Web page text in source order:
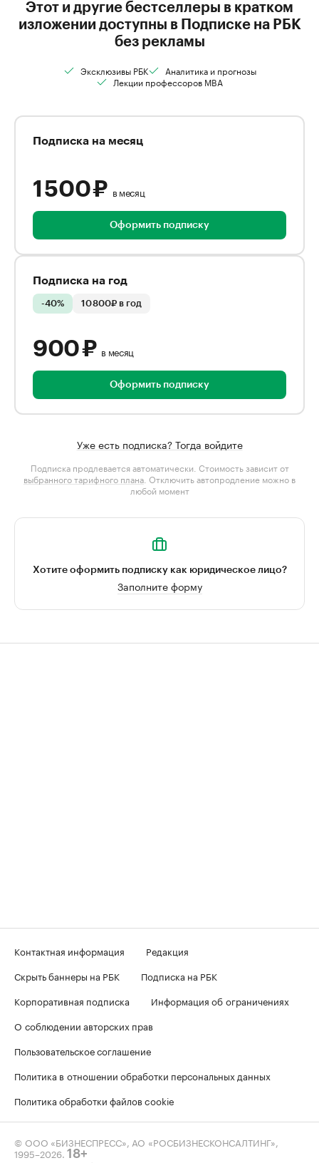
Этот и другие бестселлеры в кратком
изложении доступны в Подписке на РБК
без рекламы
Эксклюзивы РБК
Аналитика и прогнозы
Лекции профессоров MBA
Подписка на месяц
1 500 ₽ в месяц
Оформить подписку
Подписка на год
-40% 10 800₽ в год
900 ₽ в месяц
Оформить подписку
Уже есть подписка? Тогда войдите
Подписка продлевается автоматически. Стоимость зависит от
выбранного тарифного плана . Отключить автопродление можно в
любой момент
Хотите оформить подписку как юридическое лицо?
Заполните форму
Контактная информация
Редакция
Скрыть баннеры на РБК
Подписка на РБК
Корпоративная подписка
Информация об ограничениях
О соблюдении авторских прав
Пользовательское соглашение
Политика в отношении обработки персональных данных
Политика обработки файлов cookie
© ООО «БИЗНЕСПРЕСС», АО «РОСБИЗНЕСКОНСАЛТИНГ»,
1995–2026. 18+